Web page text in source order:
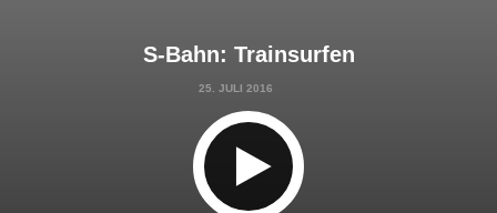
S-Bahn: Trainsurfen
25. JULI 2016